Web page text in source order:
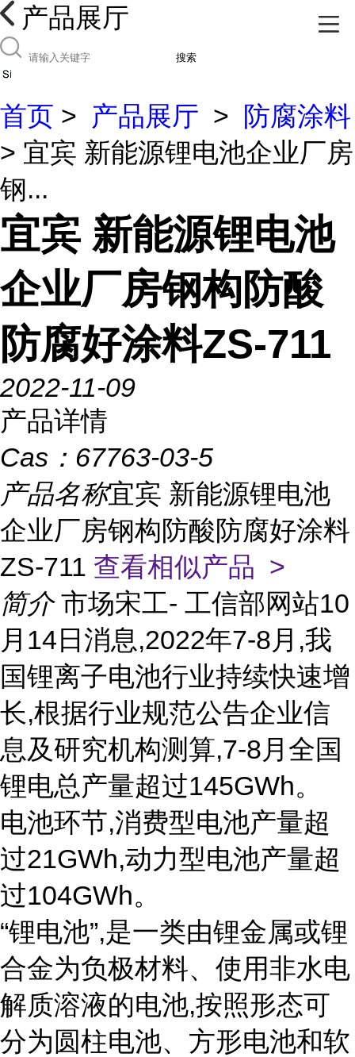
产品展厅
搜索
首页 > 产品展厅 >
防腐涂料
> 宜宾 新能源锂电池企业厂房
钢...
宜宾 新能源锂电池
企业厂房钢构防酸
防腐好涂料ZS-711
2022-11-09
产品详情
Cas： 67763-03-5
产品名称宜宾 新能源锂电池
企业厂房钢构防酸防腐好涂料
ZS-711 查看相似产品 >
简介 市场宋工- 工信部网站10
月14日消息,2022年7-8月,我
国锂离子电池行业持续快速增
长,根据行业规范公告企业信
息及研究机构测算,7-8月全国
锂电总产量超过145GWh。
电池环节,消费型电池产量超
过21GWh,动力型电池产量超
过104GWh。
“锂电池”,是一类由锂金属或锂
合金为负极材料、使用非水电
解质溶液的电池,按照形态可
分为圆柱电池、方形电池和软